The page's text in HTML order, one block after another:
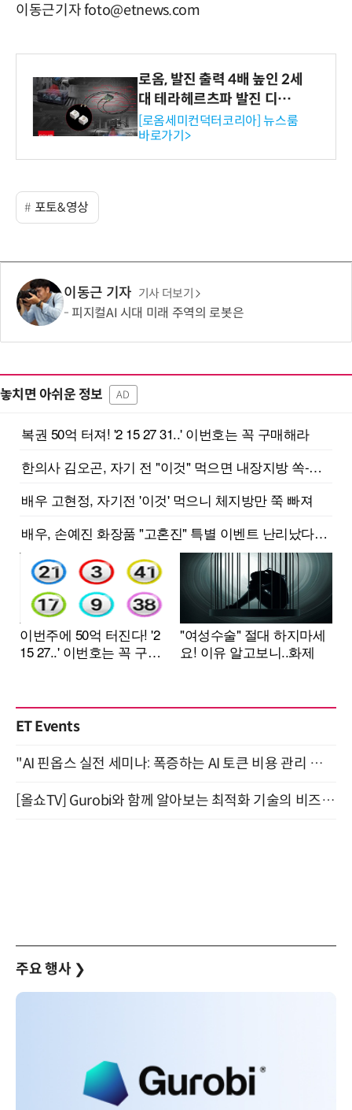
이동근기자 foto@etnews.com
로옴, 발진 출력 4배 높인 2세
대 테라헤르츠파 발진 디바이
스 개발
[로옴세미컨덕터코리아] 뉴스룸
바로가기>
포토&영상
이동근 기자 기사 더보기
피지컬AI 시대 미래 주역의 로봇은
놓치면 아쉬운 정보 AD
ET Events
"AI 핀옵스 실전 세미나: 폭증하는 AI 토큰 비용 관리 전략" 8월 21일 개최
[올쇼TV] Gurobi와 함께 알아보는 최적화 기술의 비즈니스 활용 (8월 20일 생방송)
주요 행사 ❯